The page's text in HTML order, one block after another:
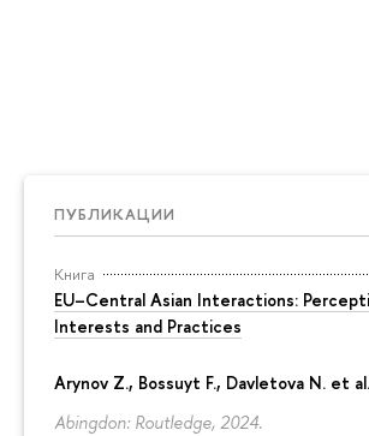
ПУБЛИКАЦИИ
Книга
EU–Central Asian Interactions:
Interests and Practices
Arynov Z., Bossuyt F., Davletova N. et al.
Abingdon: Routledge, 2024.